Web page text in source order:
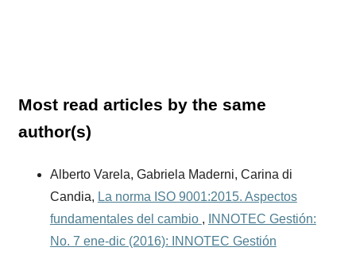
Most read articles by the same
author(s)
Alberto Varela, Gabriela Maderni, Carina di
Candia, La norma ISO 9001:2015. Aspectos
fundamentales del cambio ,
INNOTEC Gestión:
No. 7 ene-dic (2016): INNOTEC Gestión